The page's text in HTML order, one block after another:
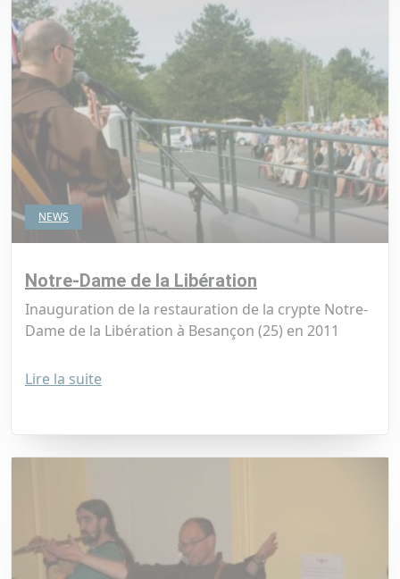
NEWS
Notre-Dame de la Libération
Inauguration de la restauration de la crypte Notre-
Dame de la Libération à Besançon (25) en 2011
Lire la suite